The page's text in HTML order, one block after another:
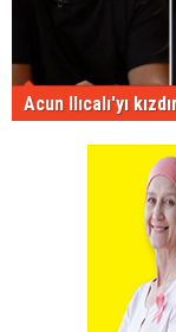
Acun Ilıcalı'yı